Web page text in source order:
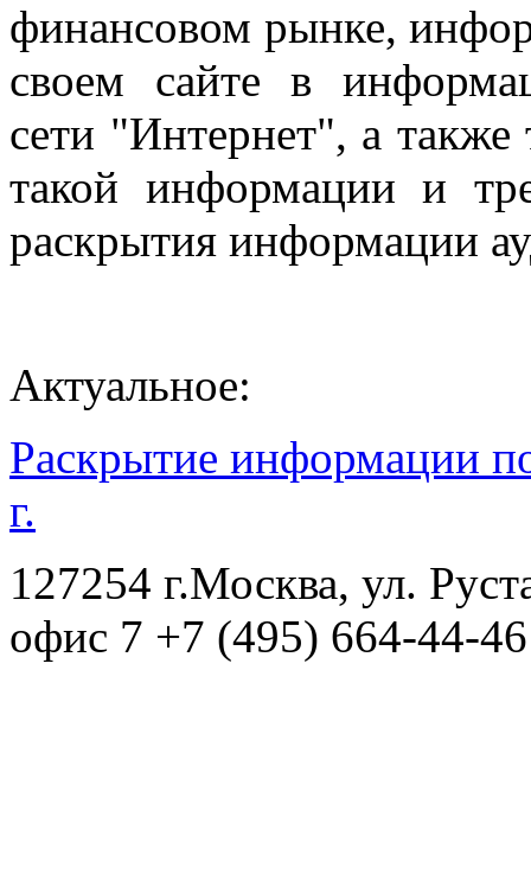
финансовом рынке,
своем сайте в
сети "Интернет", а
такой информации и
раскрытия информации
Актуальное:
Раскрытие информации
г.
127254 г.Москва, ул.
офис 7 +7 (495) 664-44-46